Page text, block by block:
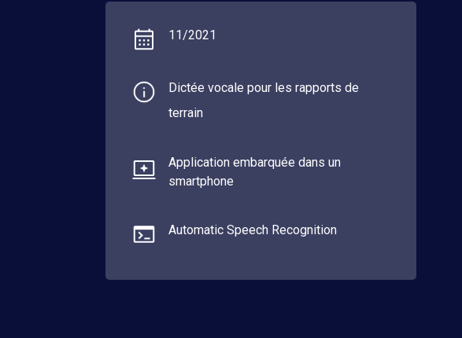
11/2021
Dictée vocale pour les rapports de
terrain
Application embarquée dans un
smartphone
Automatic Speech Recognition